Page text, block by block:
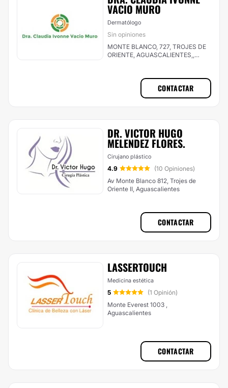
VACIO MURO
Dermatólogo
Sin opiniones
MONTE BLANCO, 727, TROJES DE
ORIENTE, AGUASCALIENTES,,
CONTACTAR
DR. VICTOR HUGO
MELENDEZ FLORES.
Cirujano plástico
4.9
(10 Opiniones)
Av Monte Blanco 812, Trojes de
Oriente II, Aguascalientes
CONTACTAR
LASSERTOUCH
Medicina estética
5
(1 Opinión)
Monte Everest 1003 ,
Aguascalientes
CONTACTAR